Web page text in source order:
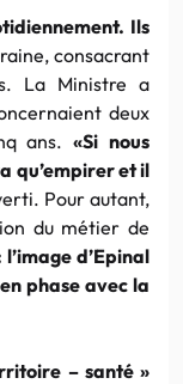
Ils
consacrant
La Ministre a
deux
ans.«Si nous
qu’empirer et il
Pour autant,
du métier de
d’Epinal
phase avec la
– santé »